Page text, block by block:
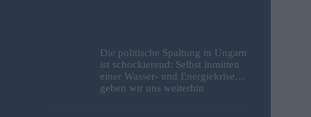
Die politische Spaltung in Ungarn
ist schockierend: Selbst inmitten
einer Wasser- und Energiekrise
geben wir uns weiterhin